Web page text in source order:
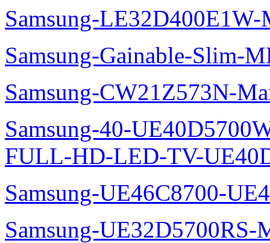
Samsung-LE32D400E1W-
Samsung-Gainable-Slim-
Samsung-CW21Z573N-
Samsung-40-
FULL-HD-LED-TV-
Samsung-UE46C8700-
Samsung-UE32D5700RS-